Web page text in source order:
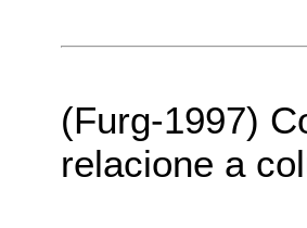
(Furg-1997)
relacione a